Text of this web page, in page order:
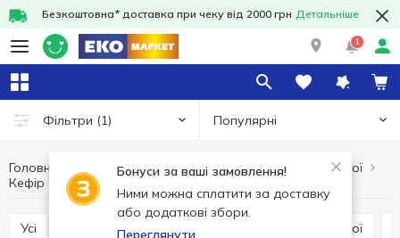
Безкоштовна* доставка при чеку від 2000 грн Детальніше
1
Фільтри (1) Популярні
Бонуси за ваші замовлення!
Ними можна сплатити за доставку
або додаткові збори.
Переглянути
Головна Яйця та молочні продукти
Кисломолочні напої
Кефір
Усі Інші кисломолочні напої